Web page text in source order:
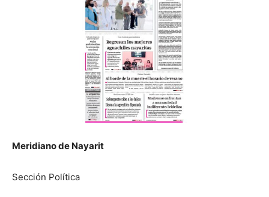
Meridiano de Nayarit
Sección Política